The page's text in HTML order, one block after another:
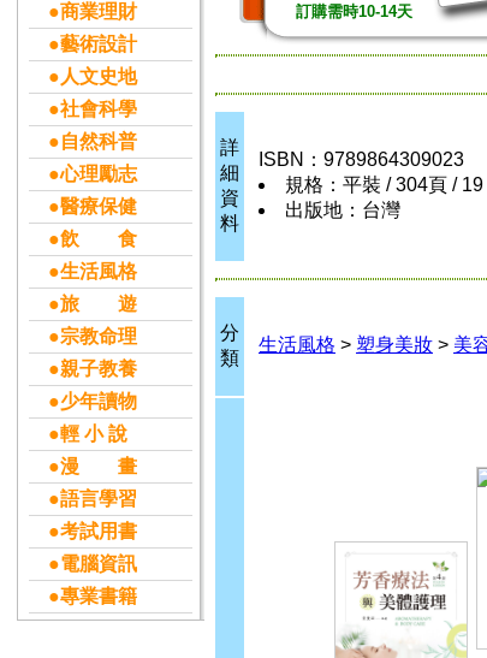
●商業理財
●藝術設計
●人文史地
●社會科學
●自然科普
●心理勵志
●醫療保健
●飲 食
●生活風格
●旅 遊
●宗教命理
●親子教養
●少年讀物
●輕 小 說
●漫 畫
●語言學習
●考試用書
●電腦資訊
●專業書籍
訂購需時10-14天
詳
細
資
料
ISBN：9789864309023
規格：平裝 / 304頁 /
出版地：台灣
分
類
生活風格 > 塑身美妝 > 美